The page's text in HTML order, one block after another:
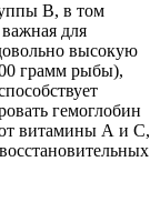
В, в том
для
высокую
грамм рыбы),
гемоглобин
витамины А и С,